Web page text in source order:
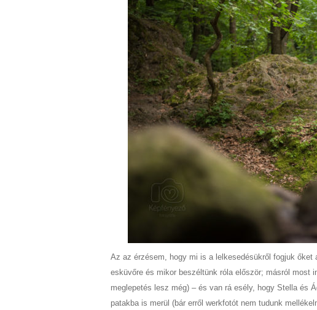
Az az érzésem, hogy mi is a lelkesedésükről fogjuk
esküvőre és mikor beszéltünk róla először; másról most
meglepetés lesz még) – és van rá esély, hogy Stella és
patakba is merül (bár erről werkfotót nem tudunk